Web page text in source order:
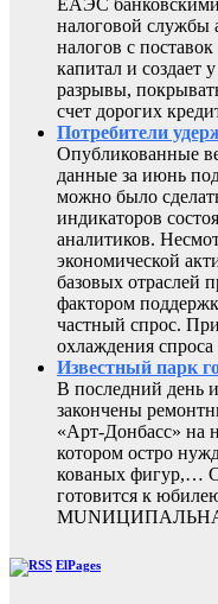
налоговой службы
налогов с
капитал и создает
разрывы,
счет дорогих
Потребители
Опубликованные
данные за июнь
можно было
индикаторов
аналитиков.
экономической
базовых отраслей
фактором
частный спрос.
охлаждения
Известный парк
В последний день
закончены
«Арт-Донбасс» на
котором остро
кованых фигур,…
готовится к
ElPages